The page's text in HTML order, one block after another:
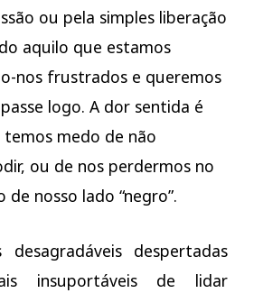
ou pela simples liberação
aquilo que estamos
nos frustrados e queremos
logo. A dor sentida é
medo de não
ou de nos perdermos no
nosso lado “negro”.
desagradáveis despertadas
insuportáveis de lidar